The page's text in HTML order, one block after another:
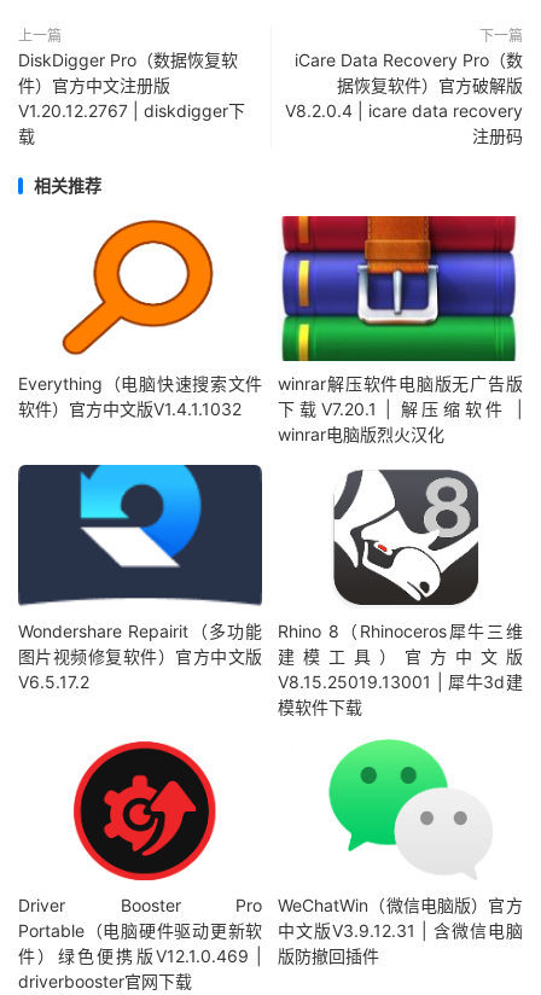
上一篇
DiskDigger Pro（数据恢复软
件）官方中文注册版
V1.20.12.2767 | diskdigger下
载
下一篇
iCare Data Recovery Pro（数
据恢复软件）官方破解版
V8.2.0.4 | icare data recovery
注册码
相关推荐
Everything（电脑快速搜索文件
软件）官方中文版V1.4.1.1032
winrar解压软件电脑版无广告版
下载V7.20.1 | 解压缩软件 |
winrar电脑版烈火汉化
Wondershare Repairit（多功能
图片视频修复软件）官方中文版
V6.5.17.2
Rhino 8（Rhinoceros犀牛三维
建模工具）官方中文版
V8.15.25019.13001 | 犀牛3d建
模软件下载
Driver Booster Pro
Portable（电脑硬件驱动更新软
件）绿色便携版V12.1.0.469 |
driverbooster官网下载
WeChatWin（微信电脑版）官方
中文版V3.9.12.31 | 含微信电脑
版防撤回插件